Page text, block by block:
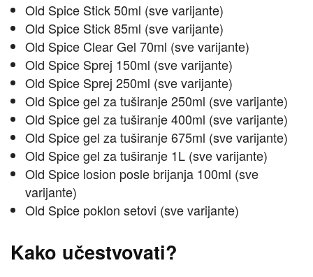
Old Spice Stick 50ml (sve varijante)
Old Spice Stick 85ml (sve varijante)
Old Spice Clear Gel 70ml (sve varijante)
Old Spice Sprej 150ml (sve varijante)
Old Spice Sprej 250ml (sve varijante)
Old Spice gel za tuširanje 250ml (sve varijante)
Old Spice gel za tuširanje 400ml (sve varijante)
Old Spice gel za tuširanje 675ml (sve varijante)
Old Spice gel za tuširanje 1L (sve varijante)
Old Spice losion posle brijanja 100ml (sve
varijante)
Old Spice poklon setovi (sve varijante)
Kako učestvovati?